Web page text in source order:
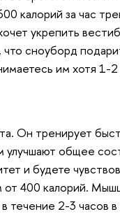
калорий за час
укрепить
сноуборд
им хотя 1-2
Он тренирует
улучшают общее
и будете
от 400 калорий.
течение 2-3 часов